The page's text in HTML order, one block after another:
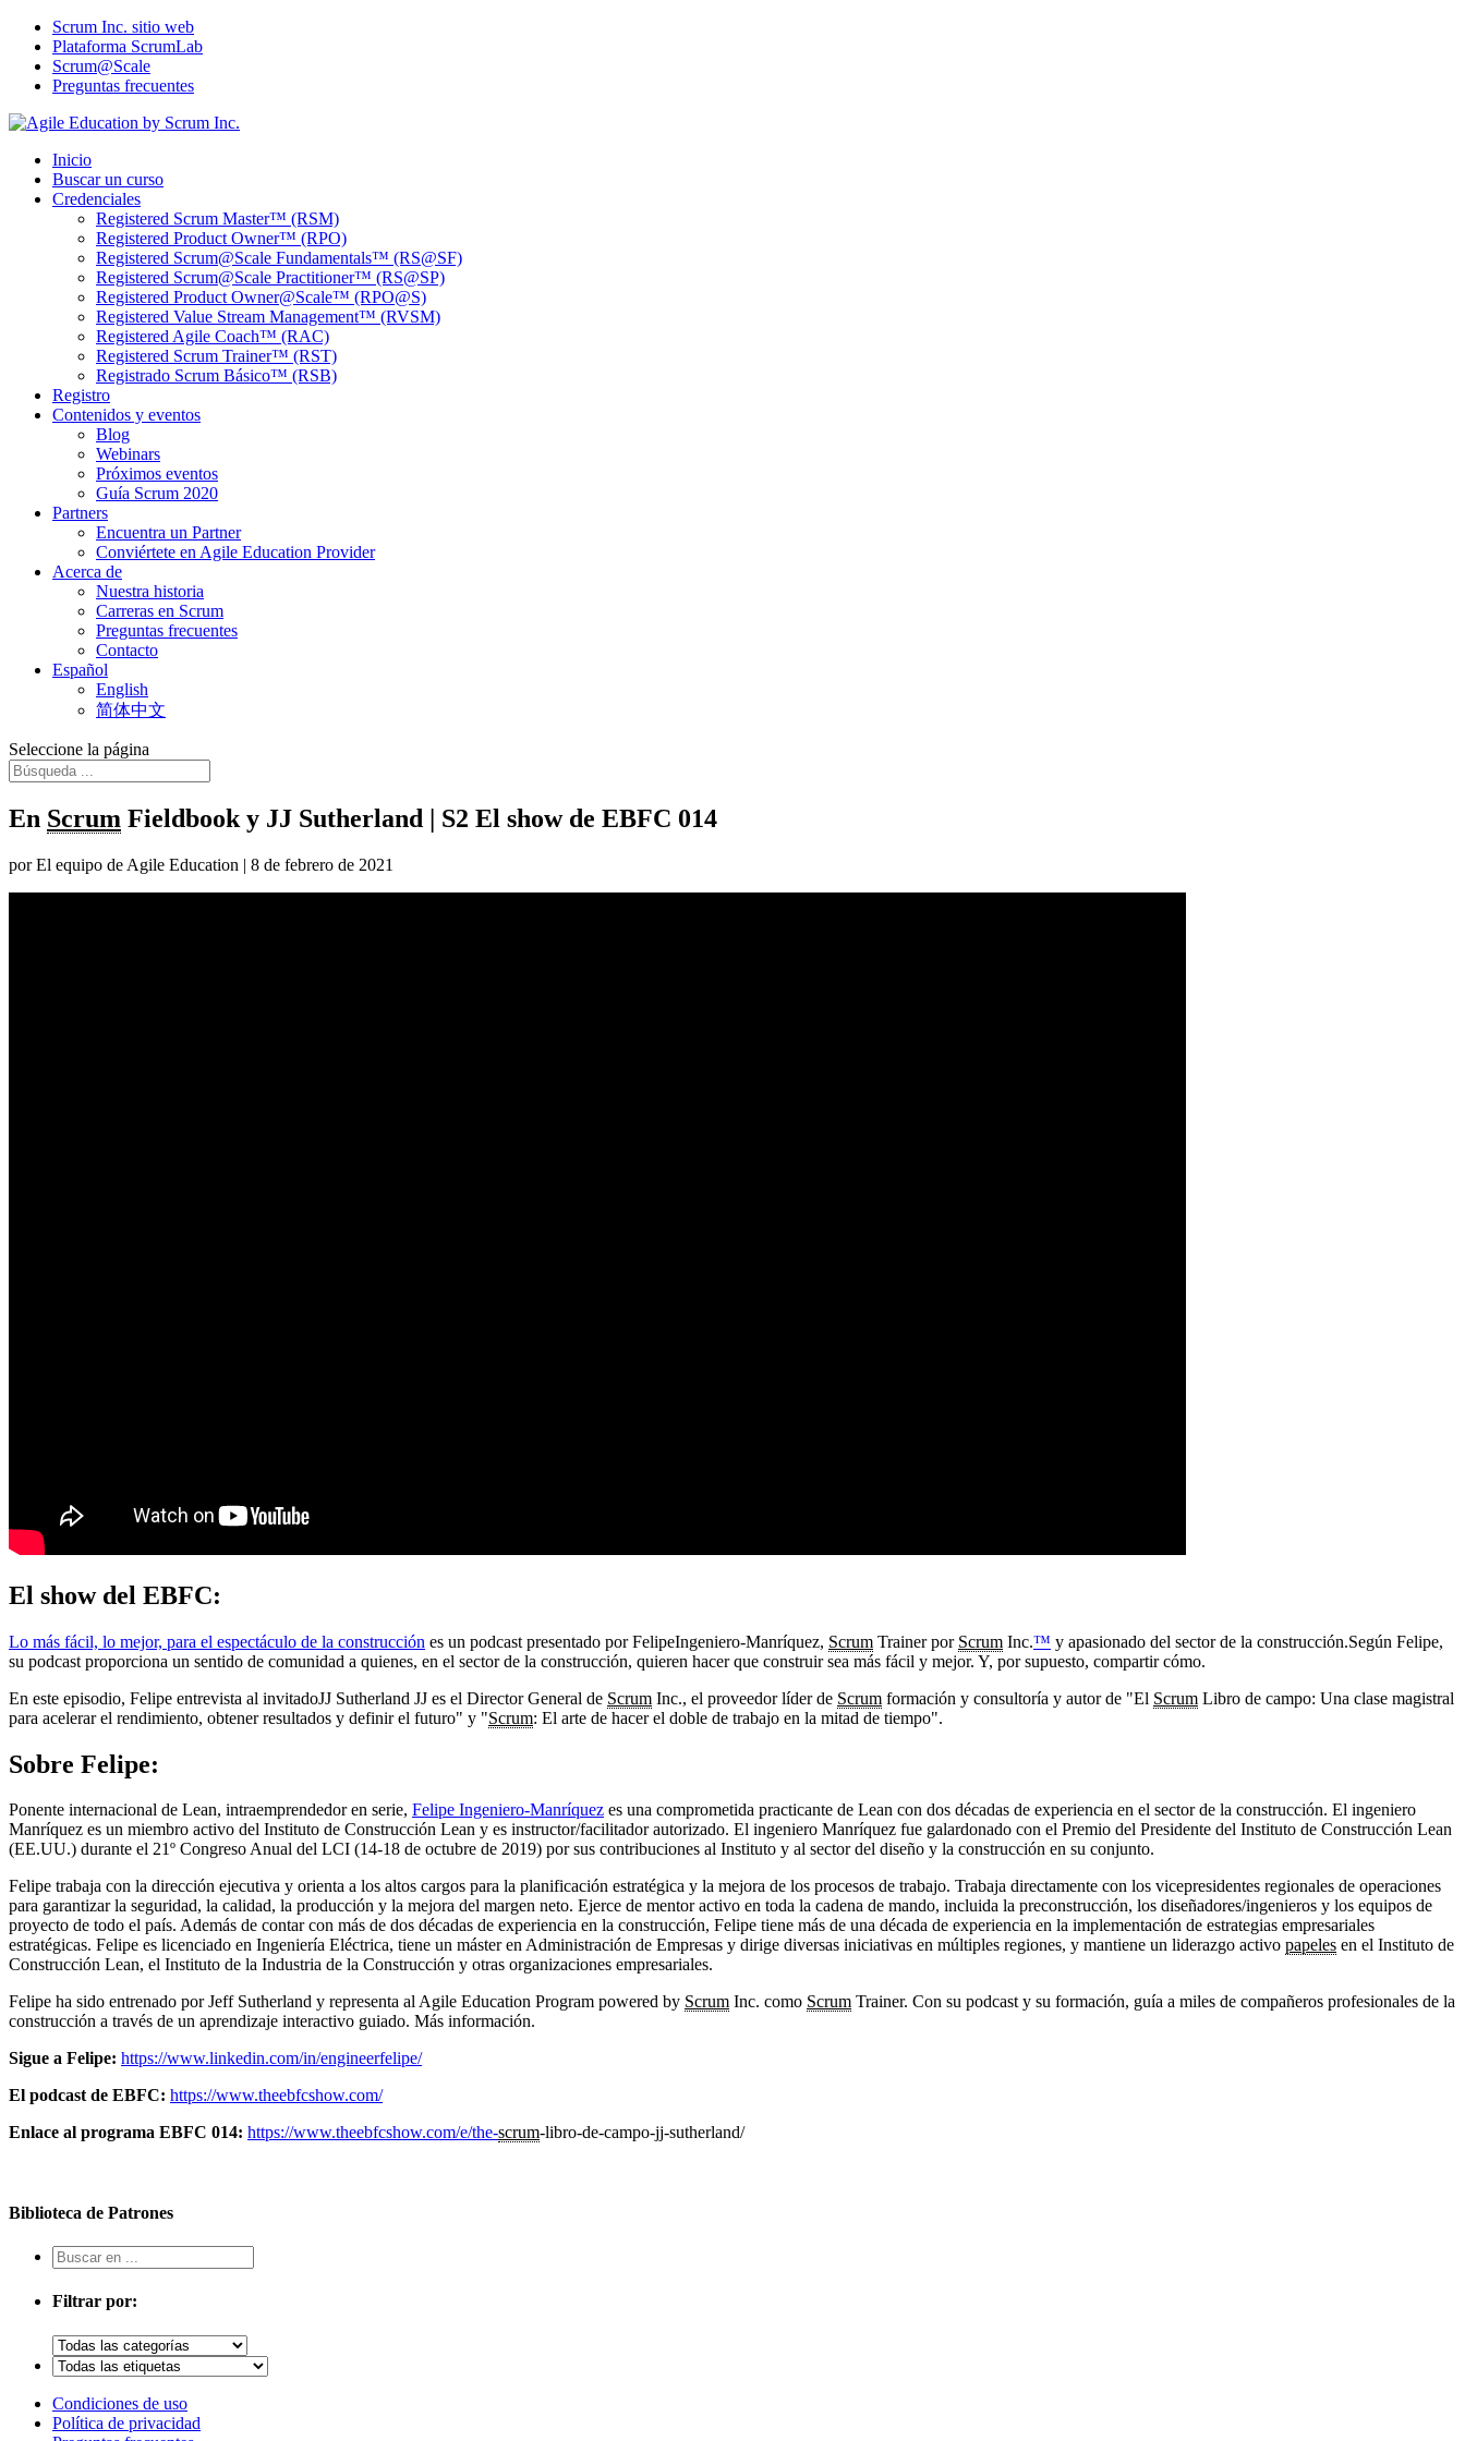
Scrum Inc. sitio web
Plataforma ScrumLab
Scrum@Scale
Preguntas frecuentes
Inicio
Buscar un curso
Credenciales
Registered Scrum Master™ (RSM)
Registered Product Owner™ (RPO)
Registered Scrum@Scale Fundamentals™ (RS@SF)
Registered Scrum@Scale Practitioner™ (RS@SP)
Registered Product Owner@Scale™ (RPO@S)
Registered Value Stream Management™ (RVSM)
Registered Agile Coach™ (RAC)
Registered Scrum Trainer™ (RST)
Registrado Scrum Básico™ (RSB)
Registro
Contenidos y eventos
Blog
Webinars
Próximos eventos
Guía Scrum 2020
Partners
Encuentra un Partner
Conviértete en Agile Education Provider
Acerca de
Nuestra historia
Carreras en Scrum
Preguntas frecuentes
Contacto
Español
English
简体中文
Seleccione la página
En Scrum Fieldbook y JJ Sutherland | S2 El show de EBFC 014
por El equipo de Agile Education | 8 de febrero de 2021
El show del EBFC:
Lo más fácil, lo mejor, para el espectáculo de la construcción es un podcast presentado por FelipeIngeniero-Manríquez, Scrum Trainer por Scrum Inc.™ y apasionado del sector de la construcción.Según Felipe,
su podcast proporciona un sentido de comunidad a quienes, en el sector de la construcción, quieren hacer que construir sea más fácil y mejor. Y, por supuesto, compartir cómo.
En este episodio, Felipe entrevista al invitadoJJ Sutherland JJ es el Director General de Scrum Inc., el proveedor líder de Scrum formación y consultoría y autor de "El Scrum Libro de campo: Una clase magistral
para acelerar el rendimiento, obtener resultados y definir el futuro" y "Scrum: El arte de hacer el doble de trabajo en la mitad de tiempo".
Sobre Felipe:
Ponente internacional de Lean, intraemprendedor en serie, Felipe Ingeniero-Manríquez es una comprometida practicante de Lean con dos décadas de experiencia en el sector de la construcción. El ingeniero
Manríquez es un miembro activo del Instituto de Construcción Lean y es instructor/facilitador autorizado. El ingeniero Manríquez fue galardonado con el Premio del Presidente del Instituto de Construcción Lean
(EE.UU.) durante el 21º Congreso Anual del LCI (14-18 de octubre de 2019) por sus contribuciones al Instituto y al sector del diseño y la construcción en su conjunto.
Felipe trabaja con la dirección ejecutiva y orienta a los altos cargos para la planificación estratégica y la mejora de los procesos de trabajo. Trabaja directamente con los vicepresidentes regionales de operaciones
para garantizar la seguridad, la calidad, la producción y la mejora del margen neto. Ejerce de mentor activo en toda la cadena de mando, incluida la preconstrucción, los diseñadores/ingenieros y los equipos de
proyecto de todo el país. Además de contar con más de dos décadas de experiencia en la construcción, Felipe tiene más de una década de experiencia en la implementación de estrategias empresariales
estratégicas. Felipe es licenciado en Ingeniería Eléctrica, tiene un máster en Administración de Empresas y dirige diversas iniciativas en múltiples regiones, y mantiene un liderazgo activo papeles en el Instituto de
Construcción Lean, el Instituto de la Industria de la Construcción y otras organizaciones empresariales.
Felipe ha sido entrenado por Jeff Sutherland y representa al Agile Education Program powered by Scrum Inc. como Scrum Trainer. Con su podcast y su formación, guía a miles de compañeros profesionales de la
construcción a través de un aprendizaje interactivo guiado. Más información.
Sigue a Felipe: https://www.linkedin.com/in/engineerfelipe/
El podcast de EBFC: https://www.theebfcshow.com/
Enlace al programa EBFC 014: https://www.theebfcshow.com/e/the-scrum-libro-de-campo-jj-sutherland/
Biblioteca de Patrones
Filtrar por:
Condiciones de uso
Política de privacidad